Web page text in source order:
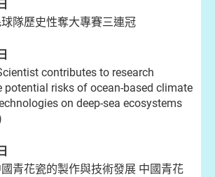
隊歷史性奪大專賽三連冠
contributes to research
potential risks of ocean-based climate
on deep-sea ecosystems
青花瓷的製作與技術發展 中國青花